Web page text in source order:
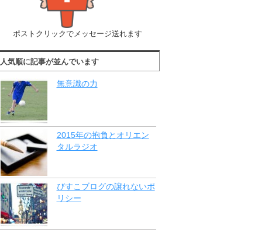
ポストクリックでメッセージ送れます
人気順に記事が並んでいます
無意識の力
2015年の抱負とオリエン
タルラジオ
びすこブログの譲れないポ
リシー